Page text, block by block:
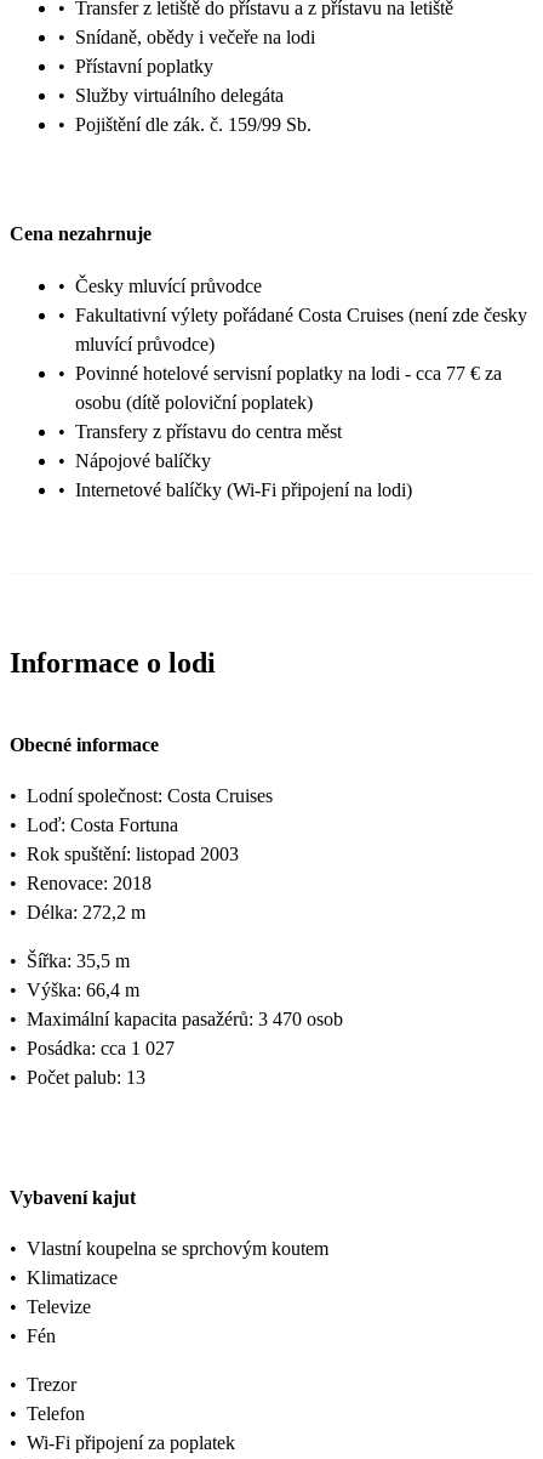
• Transfer z letiště do přístavu a z přístavu na letiště
• Snídaně, obědy i večeře na lodi
• Přístavní poplatky
• Služby virtuálního delegáta
• Pojištění dle zák. č. 159/99 Sb.
Cena nezahrnuje
• Česky mluvící průvodce
• Fakultativní výlety pořádané Costa Cruises (není zde česky
mluvící průvodce)
• Povinné hotelové servisní poplatky na lodi - cca 77 € za
osobu (dítě poloviční poplatek)
• Transfery z přístavu do centra měst
• Nápojové balíčky
• Internetové balíčky (Wi-Fi připojení na lodi)
Informace o lodi
Obecné informace
• Lodní společnost: Costa Cruises
• Loď: Costa Fortuna
• Rok spuštění: listopad 2003
• Renovace: 2018
• Délka: 272,2 m
• Šířka: 35,5 m
• Výška: 66,4 m
• Maximální kapacita pasažérů: 3 470 osob
• Posádka: cca 1 027
• Počet palub: 13
Vybavení kajut
• Vlastní koupelna se sprchovým koutem
• Klimatizace
• Televize
• Fén
• Trezor
• Telefon
• Wi-Fi připojení za poplatek